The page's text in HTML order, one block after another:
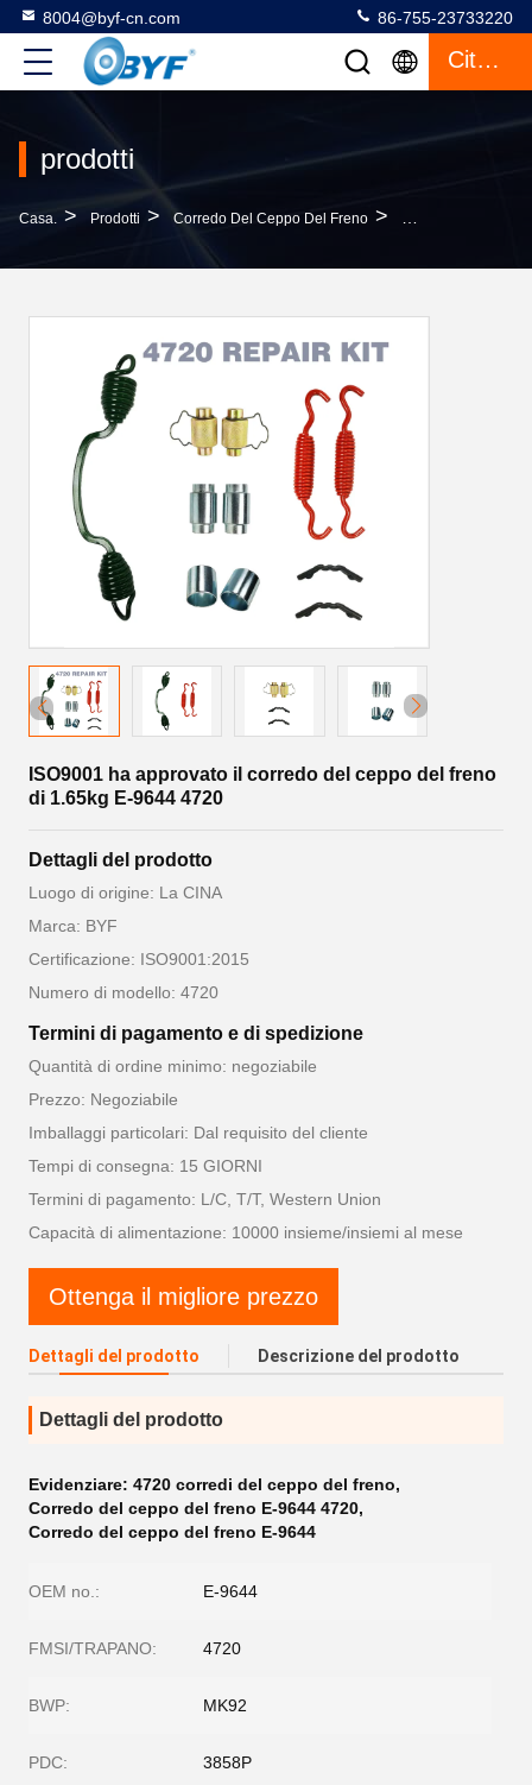
8004@byf-cn.com 86-755-23733220
Citazione
prodotti
Casa. > Prodotti > Corredo Del Ceppo Del Freno > ISO9001 Ha
ISO9001 ha approvato il corredo del ceppo del freno
di 1.65kg E-9644 4720
Dettagli del prodotto
Luogo di origine: La CINA
Marca: BYF
Certificazione: ISO9001:2015
Numero di modello: 4720
Termini di pagamento e di spedizione
Quantità di ordine minimo: negoziabile
Prezzo: Negoziabile
Imballaggi particolari: Dal requisito del cliente
Tempi di consegna: 15 GIORNI
Termini di pagamento: L/C, T/T, Western Union
Capacità di alimentazione: 10000 insieme/insiemi al mese
Ottenga il migliore prezzo
Dettagli del prodotto Descrizione del prodotto
Dettagli del prodotto
Evidenziare: 4720 corredi del ceppo del freno,
Corredo del ceppo del freno E-9644 4720,
Corredo del ceppo del freno E-9644
OEM no.: E-9644
FMSI/TRAPANO: 4720
BWP: MK92
PDC: 3858P